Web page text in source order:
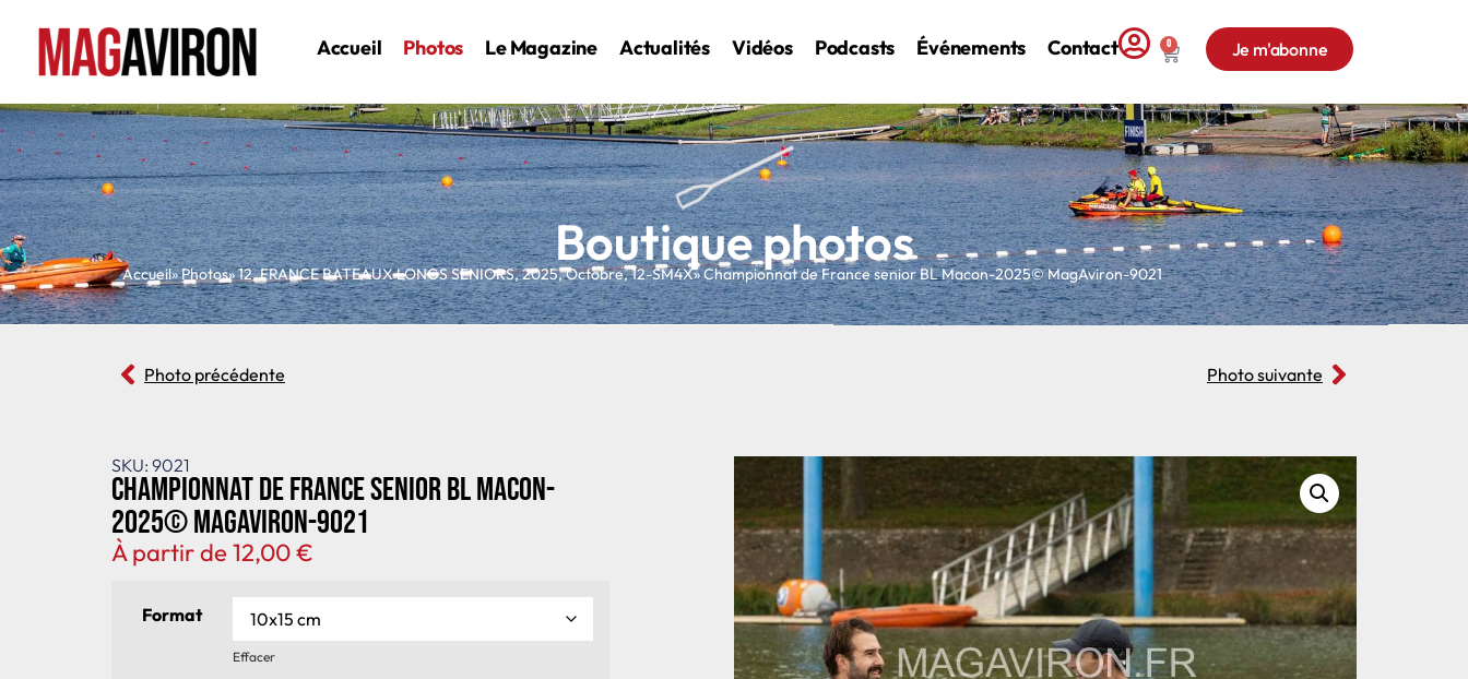
Accueil Photos Le Magazine Actualités Vidéos Podcasts Événements Contact 0 Je m'abonne
Boutique photos
Accueil» Photos»12,FRANCE BATEAUX LONGS SENIORS,2025,Octobre,12-SM4X» Championnat de France senior BL Macon-2025© MagAviron-9021
Photo précédente Photo suivante
SKU: 9021
Championnat de France senior BL Macon-
2025© MagAviron-9021
À partir de 12,00€
Format
Effacer